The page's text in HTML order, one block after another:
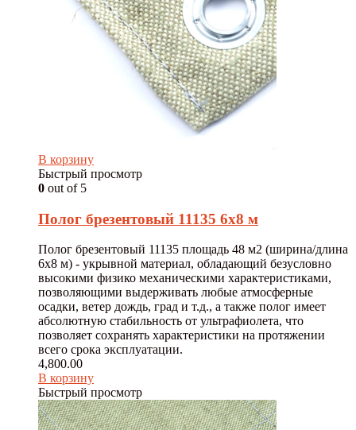
В корзину
Быстрый просмотр
0 out of 5
Полог брезентовый 11135 6х8 м
Полог брезентовый 11135 площадь 48 м2 (ширина/длина
6х8 м) - укрывной материал, обладающий безусловно
высокими физико механическими характеристиками,
позволяющими выдерживать любые атмосферные
осадки, ветер дождь, град и т.д., а также полог имеет
абсолютную стабильность от ультрафиолета, что
позволяет сохранять характеристики на протяжении
всего срока эксплуатации.
4,800.00
В корзину
Быстрый просмотр